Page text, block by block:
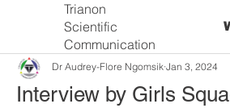
Trianon
Scientific
Communication
Interview by Girls
Dr Audrey-Flore Ngomsik Jan 3, 2024